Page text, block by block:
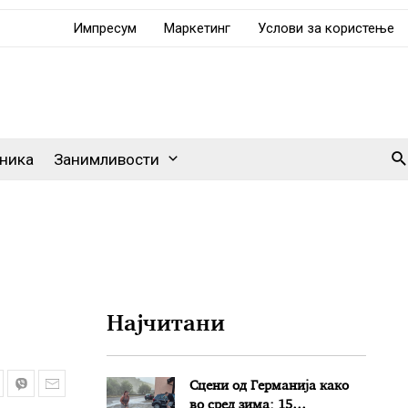
Импресум Маркетинг Услови за користење
Занимливости
Најчитани
Сцени од Германија како
во сред зима: 15